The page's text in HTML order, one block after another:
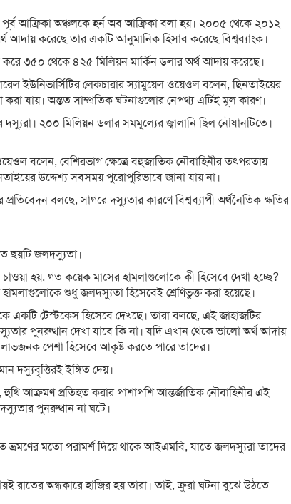
পূর্ব আফ্রিকা অঞ্চলকে হর্ন অব আফ্রিকা বলা হয়। ২০০৫ থেকে ২০১২
আদায় করেছে তার একটি আনুমানিক হিসাব করেছে বিশ্বব্যাংক।
করে ৩৫০ থেকে ৪২৫ মিলিয়ন মার্কিন ডলার অর্থ আদায় করেছে।
ইউনিভার্সিটির লেকচারার স্যামুয়েল ওয়েওল বলেন, ছিনতাইয়ের
যায়। অন্তত সাম্প্রতিক ঘটনাগুলোর নেপথ্য এটিই মূল কারণ।
২০০ মিলিয়ন ডলার সমমূল্যের জ্বালানি ছিল নৌযানটিতে।
বলেন, বেশিরভাগ ক্ষেত্রে বহুজাতিক নৌবাহিনীর তৎপরতায়
উদ্দেশ্য সবসময় পুরোপুরিভাবে জানা যায় না।
প্রতিবেদন বলছে, সাগরে দস্যুতার কারণে বিশ্বব্যাপী অর্থনৈতিক ক্ষতির
ছয়টি জলদস্যুতা।
হয়, গত কয়েক মাসের হামলাগুলোকে কী হিসেবে দেখা হচ্ছে?
শুধু জলদস্যুতা হিসেবেই শ্রেণিভুক্ত করা হয়েছে।
একটি টেস্টকেস হিসেবে দেখছে। তারা বলছে, এই জাহাজটির
পুনরুত্থান দেখা যাবে কি না। যদি এখান থেকে ভালো অর্থ আদায়
পেশা হিসেবে আকৃষ্ট করতে পারে তাদের।
দস্যুবৃত্তিরই ইঙ্গিত দেয়।
আক্রমণ প্রতিহত করার পাশাপশি আন্তর্জাতিক নৌবাহিনীর এই
পুনরুত্থান না ঘটে।
মতো পরামর্শ দিয়ে থাকে আইএমবি, যাতে জলদস্যুরা তাদের
রাতের অন্ধকারে হাজির হয় তারা। তাই, ক্রুরা ঘটনা বুঝে উঠতে